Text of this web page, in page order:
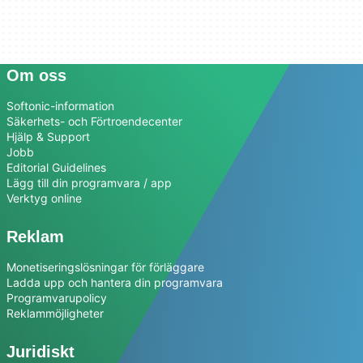
Om oss
Softonic-information
Säkerhets- och Förtroendecenter
Hjälp & Support
Jobb
Editorial Guidelines
Lägg till din programvara / app
Verktyg online
Reklam
Monetiseringslösningar för förläggare
Ladda upp och hantera din programvara
Programvarupolicy
Reklammöjligheter
Juridiskt